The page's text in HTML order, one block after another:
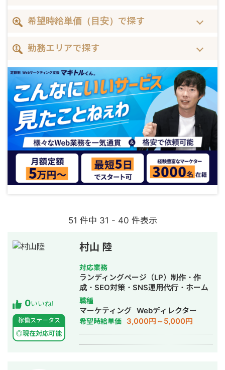
希望時給単価（目安）で探す
勤務エリアで探す
51 件中 31 - 40 件表示
0いいね!
稼働ステータス
◎現在対応可能
村山 陸
対応業務
ランディングページ（LP）制作・作
成・SEO対策・SNS運用代行・ホーム
ページ制作・作成・バナー制作・デザ
イン・リスティング広告運用代行・動
画制作・動画編集
職種
マーケティング Webディレクター
希望時給単価 3,000円～5,000円